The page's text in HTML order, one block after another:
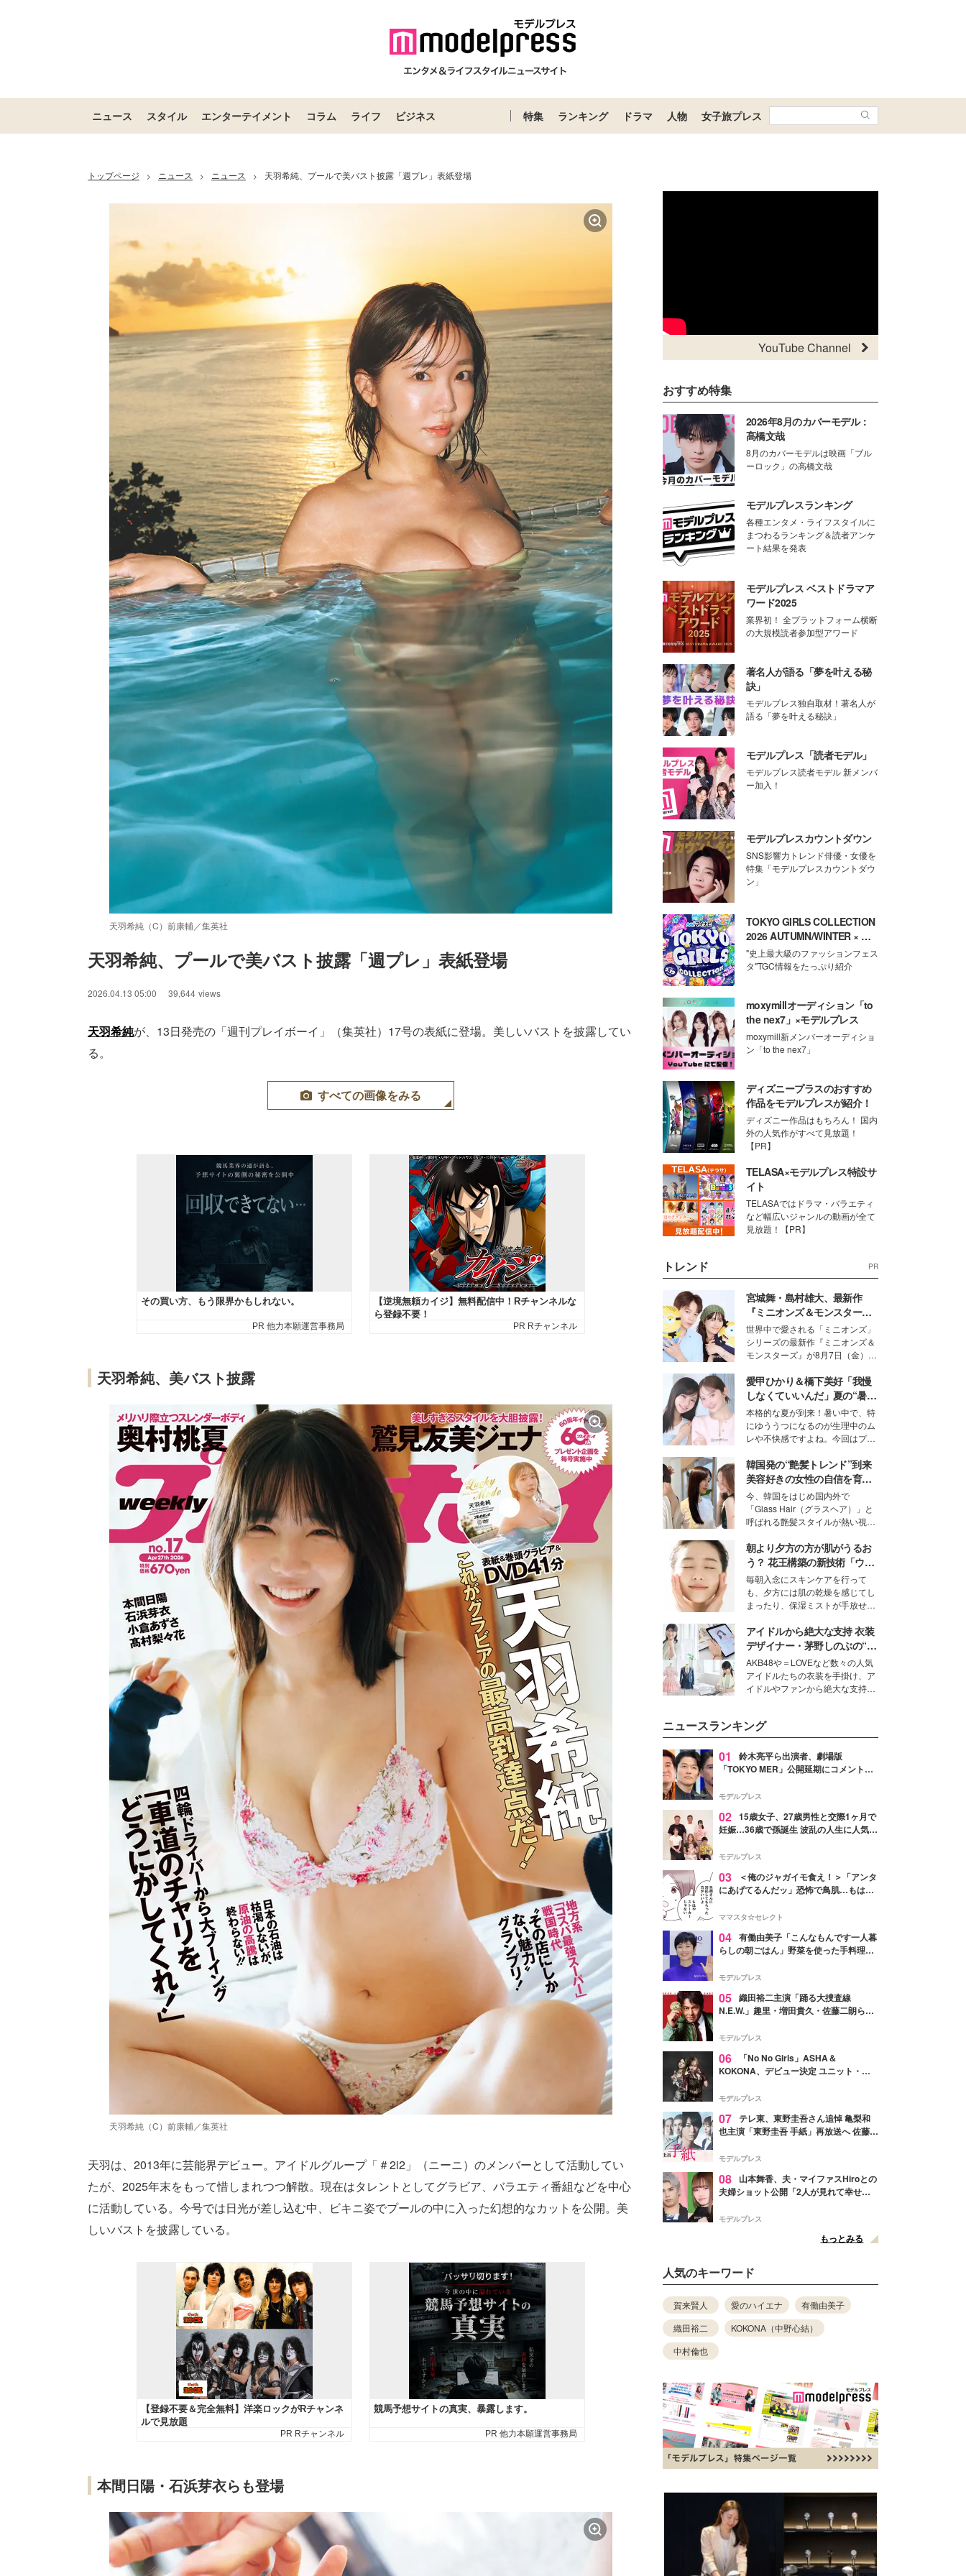
ニュース スタイル エンターテイメント コラム ライフ ビジネス 特集 ランキング ドラマ 人物 女子旅プレス
トップページ > ニュース > ニュース > 天羽希純、プールで美バスト披露「週プレ」表紙登場
天羽希純（C）前康輔／集英社
天羽希純、プールで美バスト披露「週プレ」表紙登場
2026.04.13 05:00 39,644 views
天羽希純が、13日発売の「週刊プレイボーイ」（集英社）17号の表紙に登場。美しいバストを披露してい
る。
すべての画像をみる
天羽希純、美バスト披露
天羽希純（C）前康輔／集英社
天羽は、2013年に芸能界デビュー。アイドルグループ「＃2i2」（ニーニ）のメンバーとして活動してい
たが、2025年末をもって惜しまれつつ解散。現在はタレントとしてグラビア、バラエティ番組などを中心
に活動している。今号では日光が差し込む中、ビキニ姿でプールの中に入った幻想的なカットを公開。美
しいバストを披露している。
本間日陽・石浜芽衣らも登場
YouTube Channel
おすすめ特集
2026年8月のカバーモデル：
高橋文哉
8月のカバーモデルは映画「ブル
ーロック」の高橋文哉
モデルプレスランキング
各種エンタメ・ライフスタイルに
まつわるランキング＆読者アンケ
ート結果を発表
モデルプレス ベストドラマア
ワード2025
業界初！ 全プラットフォーム横断
の大規模読者参加型アワード
著名人が語る「夢を叶える秘
訣」
モデルプレス独自取材！著名人が
語る「夢を叶える秘訣」
モデルプレス「読者モデル」
モデルプレス読者モデル 新メンバ
ー加入！
モデルプレスカウントダウン
SNS影響力トレンド俳優・女優を
特集「モデルプレスカウントダウ
ン」
TOKYO GIRLS COLLECTION
2026 AUTUMN/WINTER × モ
デルプレス
"史上最大級のファッションフェス
タ"TGC情報をたっぷり紹介
moxymillオーディション「to
the nex7」×モデルプレス
moxymill新メンバーオーディショ
ン「to the nex7」
ディズニープラスのおすすめ
作品をモデルプレスが紹介！
ディズニー作品はもちろん！ 国内
外の人気作がすべて見放題！
【PR】
TELASA×モデルプレス特設サ
イト
TELASAではドラマ・バラエティ
など幅広いジャンルの動画が全て
見放題！【PR】
トレンド PR
宮城舞・島村雄大、最新作
『ミニオンズ＆モンスター
ズ』の魅力熱弁 ハチャメチャ
だけじゃない“友情と絆”に感
動
世界中で愛される「ミニオンズ」
シリーズの最新作『ミニオンズ＆
モンスターズ』が8月7日（金）に
ニオン好き”という共通点を持つモ
デルの宮城舞と島村雄大の特別対
談をお届け！それぞれの視点か
ら、今作ならではの魅力や予想外
の感動をもたらす奥深いストーリ
ーについて熱く語り合ってもらっ
た。
愛甲ひかり＆橋下美好「我慢
しなくていいんだ」夏の“暑さ
対策”の新しい選択肢とは？
本格的な夏が到来！暑い中で、特
にゆううつになるのが生理中のム
レや不快感ですよね。今回はプラ
モデル・愛甲ひかりさんと橋下美
好さんを迎えて本音で女子会トー
ク。猛暑のお出かけを快適に過ご
すヒントや、2人が感動した夏の
生理の新常識にも迫りました。
韓国発の“艶髪トレンド”到来
美容好きの女性の自信を育む
「ヘアケア事情」って？
今、韓国をはじめ国内外で
「Glass Hair（グラスヘア）」と
呼ばれる艶髪スタイルが熱い視線
ションの完成度を高めるベースと
して、“髪そのものの美しさ”に改
めて注目する人が増えている様
子。今回は、そんな憧れの艶やか
な髪を日常で叶える、美容好きの
女性たちのヘアケア事情を紹介し
ます。
朝より夕方の方が肌がうるお
う？ 花王構築の新技術「ウォ
ーターキャプチャリングスキ
ン（捕水肌）」がスキンケア
の常識を変える予感
毎朝入念にスキンケアを行って
も、夕方には肌の乾燥を感じてし
まったり、保湿ミストが手放せな
な美容の常識を大きく変える可能
性を秘めた、革新的な「Water
Capturing Skin（ウォーターキャ
プチャリングスキン：捕水肌）」
技術を、花王が構築した。
アイドルから絶大な支持 衣装
デザイナー・茅野しのぶの“可
愛い”を作る美学＜「シチズン
クロスシー」インタビュー＞
AKB48や＝LOVEなど数々の人気
アイドルたちの衣装を手掛け、ア
イドルやファンから絶大な支持を
ター・茅野しのぶ。一人ひとりの
個性に寄り添い、魅力を引き出す
衣装作りは、多くの女性たちに勇
気と自信を与え続けている。
ニュースランキング
01
鈴木亮平ら出演者、劇場版
「TOKYO MER」公開延期にコメント
最大の敬意とエールを」
モデルプレス
02 15歳女子、27歳男性と交際1ヶ月で
妊娠…36歳で孫誕生 波乱の人生に人気タ
よ！」
モデルプレス
03
＜俺のジャガイモ食え！＞「アンタ
にあげてるんだッ」恐怖で鳥肌…もはや
ママスタ☆セレクト
04 有働由美子「こんなもんです一人暮
らしの朝ごはん」野菜を使った手料理公
そう」と反響
モデルプレス
05 織田裕二主演「踊る大捜査線
N.E.W.」趣里・増田貴久・佐藤二朗ら新
徴する“謎のキーワード”も
モデルプレス
06
「No No Girls」ASHA＆
KOKONA、デビュー決定 ユニット・
リリースへ
モデルプレス
07 テレ東、東野圭吾さん追悼 亀梨和
也主演「東野圭吾 手紙」再放送へ 佐藤隆
モデルプレス
08
山本舞香、夫・マイファスHiroとの
夫婦ショット公開「2人が見れて幸せ」
モデルプレス
もっとみる
人気のキーワード
賀来賢人 愛のハイエナ
有働由美子
織田裕二
KOKONA（中野心結）
中村倫也